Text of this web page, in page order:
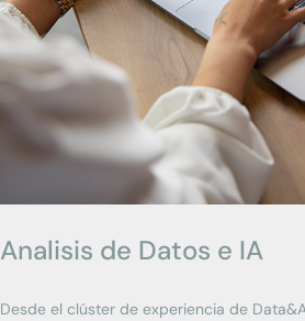
Analisis de Datos e IA
Desde el clúster de experiencia de